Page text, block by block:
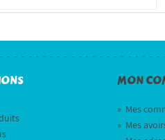
MON
» Mes
» Mes